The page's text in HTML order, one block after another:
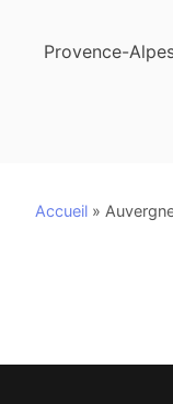
Provence-
Accueil »